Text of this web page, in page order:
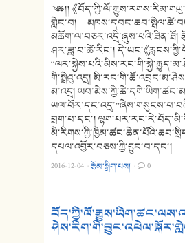
༄༅།། 《
གླེང་བ།
མཆོག་ལ་བཅར་འདྲི་ཞུས་པའི་ཟིན་ཐོ།
ཤར་ཟླ་བ་ཚེ་རིང་། དེ་ཡང་《
གི་སྤྲེའུ་འདྲ།
མ་འདྲ།
བྲག་པ་དང་།
དཔལ་འབྱོར་བཅས་ཀྱི་བྱུང་བ་དང་།
2016-12-04 ·རྩོམ་སྒྲིག་པས། · 0